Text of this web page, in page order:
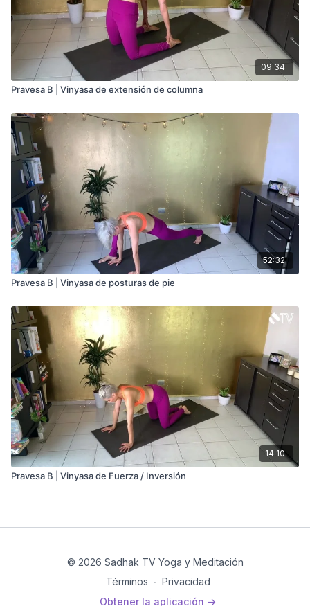
09:34
Pravesa B | Vinyasa de extensión de columna
52:32
Pravesa B | Vinyasa de posturas de pie
14:10
Pravesa B | Vinyasa de Fuerza / Inversión
© 2026 Sadhak TV Yoga y Meditación
Términos ∙ Privacidad
Obtener la aplicación ->